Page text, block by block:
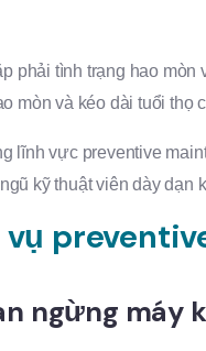
phải tình trạng hao mòn
mòn và kéo dài tuổi
vực preventive
kỹ thuật viên dày dạn
ngừng máy